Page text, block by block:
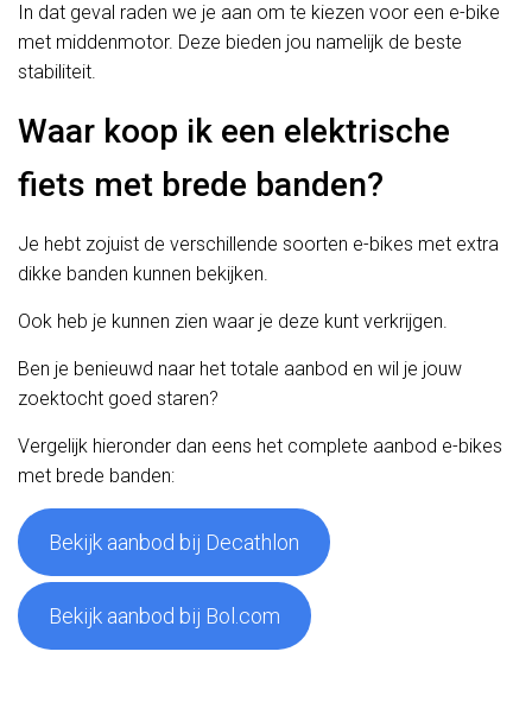
In dat geval raden we je aan om te kiezen voor een e-bike
met middenmotor. Deze bieden jou namelijk de beste
stabiliteit.
Waar koop ik een elektrische
fiets met brede banden?
Je hebt zojuist de verschillende soorten e-bikes met extra
dikke banden kunnen bekijken.
Ook heb je kunnen zien waar je deze kunt verkrijgen.
Ben je benieuwd naar het totale aanbod en wil je jouw
zoektocht goed staren?
Vergelijk hieronder dan eens het complete aanbod e-bikes
met brede banden:
Bekijk aanbod bij Decathlon
Bekijk aanbod bij Bol.com